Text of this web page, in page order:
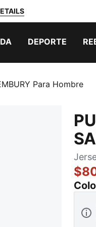
DEPORTE
Para Hombre